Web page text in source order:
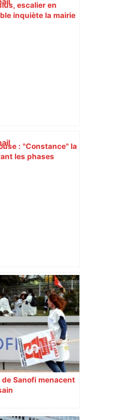
escalier en
inquiète la mairie
: "Constance" la
les phases
va être abattu à
un risque de
et deux nouveaux
à la place –
Sanofi menacent